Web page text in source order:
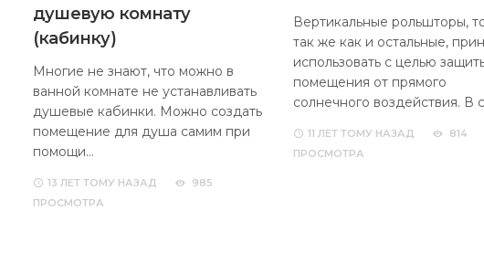
душевую комнату
(кабинку)
Многие не знают, что можно в
ванной комнате не устанавливать
душевые кабинки. Можно создать
помещение для душа самим при
помощи…
13 ЛЕТ ТОМУ НАЗАД
985
ПРОСМОТРА
Вертикальные рольшторы,
так же как и остальные,
использовать с целью
помещения от прямого
солнечного воздействия. В
11 ЛЕТ ТОМУ НАЗАД
814
ПРОСМОТРА